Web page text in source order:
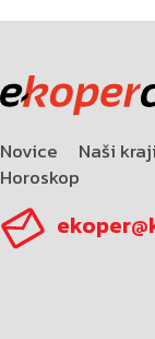
Novice Naši kraji
Horoskop